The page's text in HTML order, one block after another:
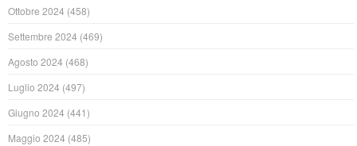
Ottobre 2024 (458)
Settembre 2024 (469)
Agosto 2024 (468)
Luglio 2024 (497)
Giugno 2024 (441)
Maggio 2024 (485)